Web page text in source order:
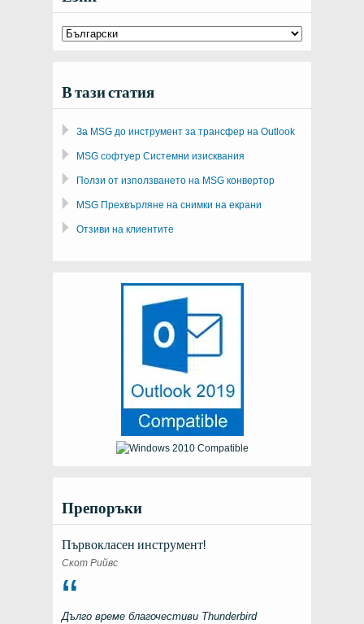
В тази статия
За MSG до инструмент за трансфер на Outlook
MSG софтуер Системни изисквания
Ползи от използването на MSG конвертор
MSG Прехвърляне на снимки на екрани
Отзиви на клиентите
Препоръки
Първокласен инструмент!
Скот Рийвс
Дълго време благочестиви Thunderbird